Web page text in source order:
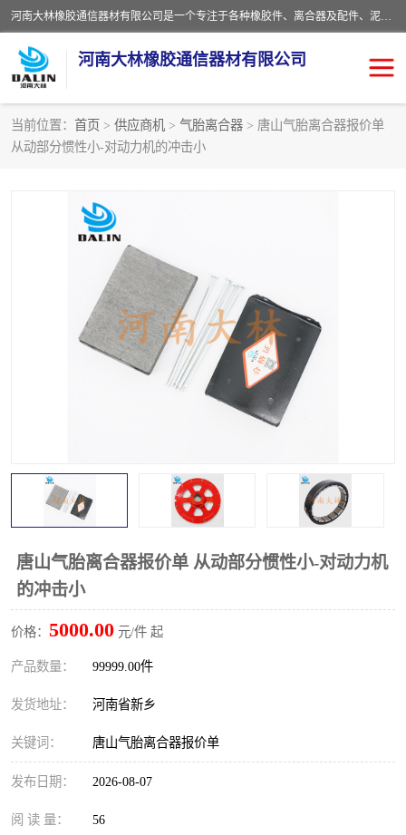
河南大林橡胶通信器材有限公司是一个专注于各种橡胶件、离合器及配件、泥浆泵及配件等产品设计制造和加工的企业。产品应用于矿山、冶金、石油、钢铁、化工、水泥、船舶、造纸、通用机械等各种大功率机械传动或制动装置。
河南大林橡胶通信器材有限公司
当前位置： 首页 > 供应商机 > 气胎离合器 > 唐山气胎离合器报价单
从动部分惯性小-对动力机的冲击小
唐山气胎离合器报价单 从动部分惯性小-对动力机
的冲击小
价格： 5000.00 元/件 起
产品数量： 99999.00件
发货地址： 河南省新乡
关键词： 唐山气胎离合器报价单
发布日期： 2026-08-07
阅 读 量： 56
推盘离合器
VC离合器
PO隔膜离合器
泥浆泵空气包胶囊 气动元件
DY隔膜式离合器 CB离合器
实芯轮胎
联轴器